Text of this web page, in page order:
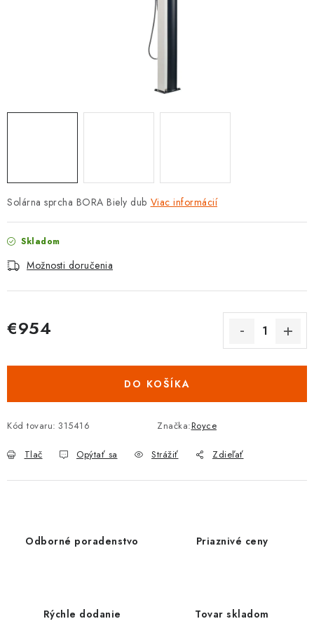
ZNAČKY
Spôsob dopravy a platby
Vernostný program
Solárna sprcha BORA Biely dub Viac informácií
Skladom
Možnosti doručenia
€954
DO KOŠÍKA
Kód tovaru: 315416 Značka:Royce
Tlač Opýtať sa Strážiť Zdieľať
Odborné poradenstvo Priaznivé ceny
Rýchle dodanie Tovar skladom